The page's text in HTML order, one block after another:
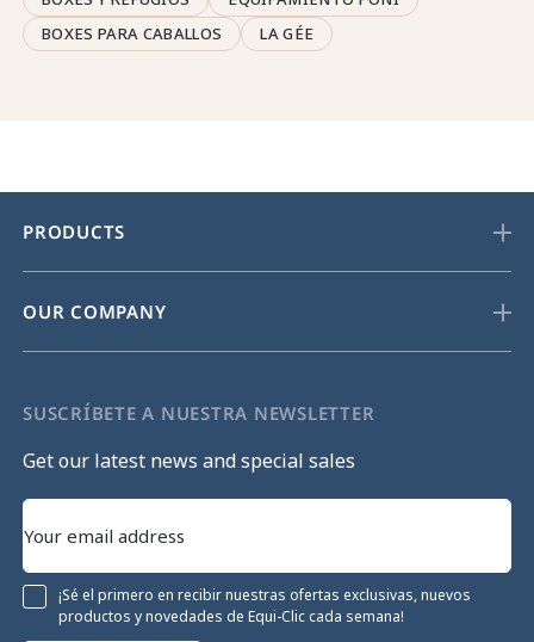
BOXES PARA CABALLOS
LA GÉE
PRODUCTS
OUR COMPANY
SUSCRÍBETE A NUESTRA NEWSLETTER
Get our latest news and special sales
¡Sé el primero en recibir nuestras ofertas exclusivas, nuevos
productos y novedades de Equi-Clic cada semana!